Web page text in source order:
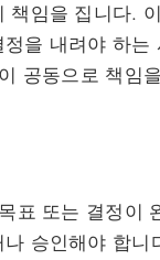
책임을 집니다.
을 내려야 하는
공동으로 책임
표 또는 결정이
나 승인해야 합니